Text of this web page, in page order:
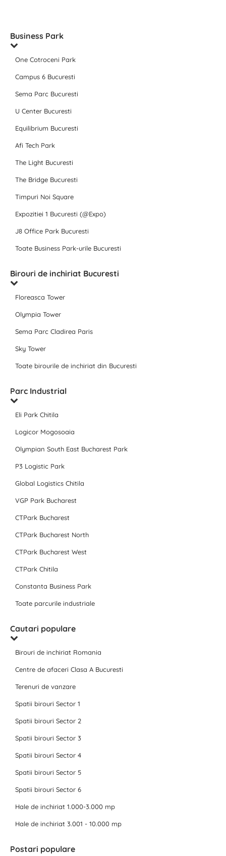
Business Park
One Cotroceni Park
Campus 6 Bucuresti
Sema Parc Bucuresti
U Center Bucuresti
Equilibrium Bucuresti
Afi Tech Park
The Light Bucuresti
The Bridge Bucuresti
Timpuri Noi Square
Expozitiei 1 Bucuresti (@Expo)
J8 Office Park Bucuresti
Toate Business Park-urile Bucuresti
Birouri de inchiriat Bucuresti
Floreasca Tower
Olympia Tower
Sema Parc Cladirea Paris
Sky Tower
Toate birourile de inchiriat din Bucuresti
Parc Industrial
Eli Park Chitila
Logicor Mogosoaia
Olympian South East Bucharest Park
P3 Logistic Park
Global Logistics Chitila
VGP Park Bucharest
CTPark Bucharest
CTPark Bucharest North
CTPark Bucharest West
CTPark Chitila
Constanta Business Park
Toate parcurile industriale
Cautari populare
Birouri de inchiriat Romania
Centre de afaceri Clasa A Bucuresti
Terenuri de vanzare
Spatii birouri Sector 1
Spatii birouri Sector 2
Spatii birouri Sector 3
Spatii birouri Sector 4
Spatii birouri Sector 5
Spatii birouri Sector 6
Hale de inchiriat 1.000-3.000 mp
Hale de inchiriat 3.001 - 10.000 mp
Postari populare